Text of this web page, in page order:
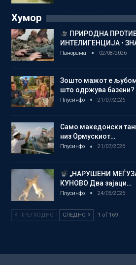
Хумор
ПРИРОДНА
ИНТЕЛИГЕНЦИЈА •
Панорама 02/08/2026
Зошто мажот е
што одржува базени?
Плусинфо 21/07/2026
Само македонски
низ Ормускиот…
Плусинфо 21/07/2026
„НАРУШЕНИ
КУНОВО Два зајаци…
Плусинфо 24/05/2026
ПРЕТХОДНО СЛЕДНО 1 of 169